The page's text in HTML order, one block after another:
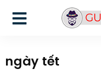
ngày tết